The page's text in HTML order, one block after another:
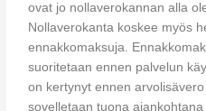
ovat jo nollaverokannan alla
Nollaverokanta koskee myös
ennakkomaksuja.
suoritetaan ennen palvelun
on kertynyt ennen
sovelletaan tuona